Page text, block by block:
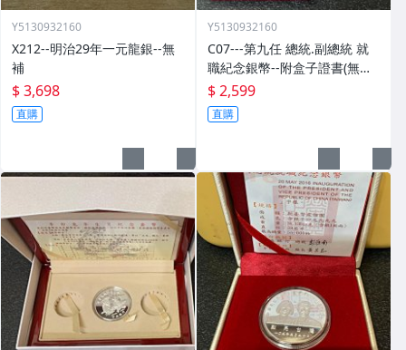
Y5130932160
X212--明治29年一元龍銀--無
補
$ 3,698
直購
Y5130932160
C07---第九任 總統.副總統 就
職紀念銀幣--附盒子證書(無外
紙盒)
$ 2,599
直購